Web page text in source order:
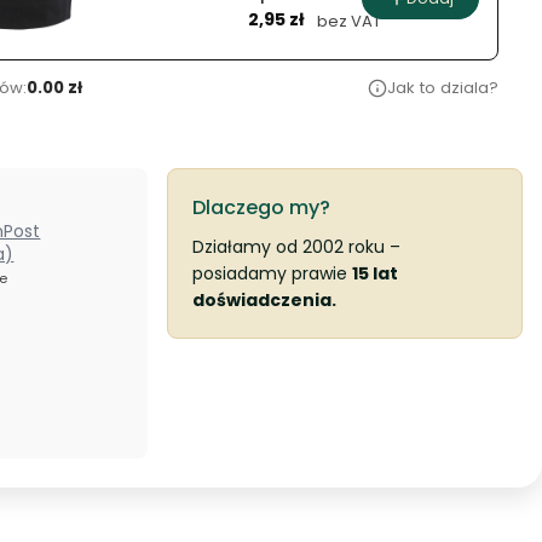
włosów -
Cena
2,95 zł bez VAT
0.00 zł Jak to dziala?
Dlaczego my?
Działamy od 2002 roku –
posiadamy prawie 15 lat
doświadczenia.